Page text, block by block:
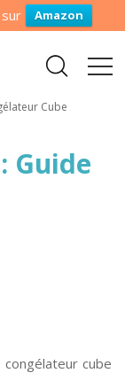
Amazon
Cube
Guide
cube